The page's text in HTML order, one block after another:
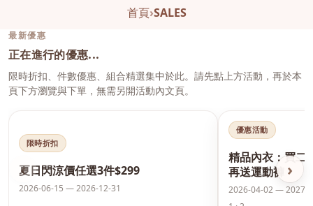
首頁›SALES
最新優惠
正在進行的優惠...
限時折扣、件數優惠、組合精選集中於此。請先點上方活動，再於本
頁下方瀏覽與下單，無需另開活動內文頁。
‹ ›
限時折扣
夏日閃涼價任選3件$299
2026-06-15 — 2026-12-31
優惠活動
精品內衣：買二
再送運動褲
2026-04-02 — 2027-